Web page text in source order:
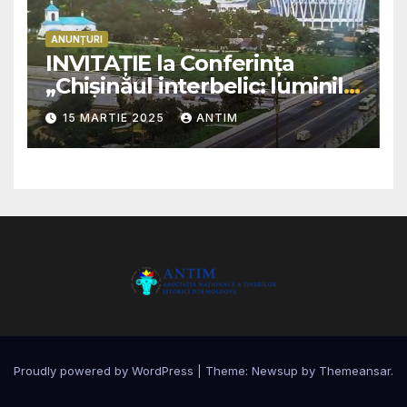
ANUNȚURI
INVITAȚIE la Conferința
„Chișinăul interbelic: luminile
și umbrele unei epoci –
istorie, educație, cultură și
transformări sociale”
15 MARTIE 2025 ANTIM
Proudly powered by WordPress Theme: Newsup by Themeansar.